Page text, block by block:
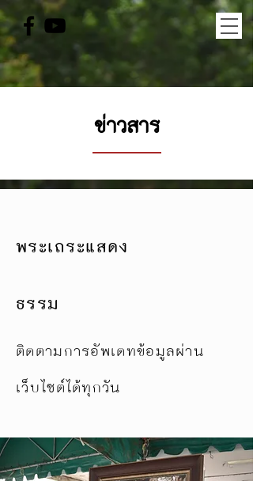
ข่าวสาร
พระเถระแสดง
ธรรม
ติดตามการอัพเดทข้อมูลผ่าน
เว็บไซต์ได้ทุกวัน